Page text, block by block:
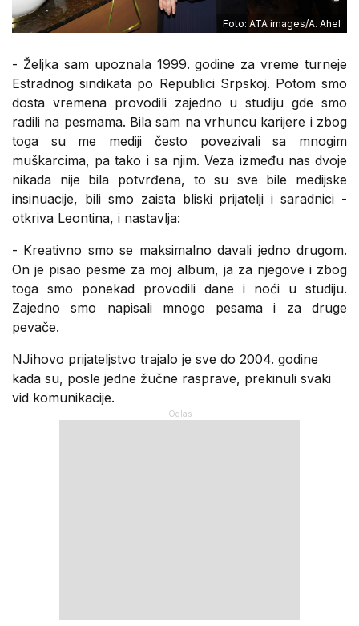
Foto: ATA images/A. Ahel
- Željka sam upoznala 1999. godine za vreme turneje
Estradnog sindikata po Republici Srpskoj. Potom smo
dosta vremena provodili zajedno u studiju gde smo
radili na pesmama. Bila sam na vrhuncu karijere i zbog
toga su me mediji često povezivali sa mnogim
muškarcima, pa tako i sa njim. Veza između nas dvoje
nikada nije bila potvrđena, to su sve bile medijske
insinuacije, bili smo zaista bliski prijatelji i saradnici -
otkriva Leontina, i nastavlja:
- Kreativno smo se maksimalno davali jedno drugom.
On je pisao pesme za moj album, ja za njegove i zbog
toga smo ponekad provodili dane i noći u studiju.
Zajedno smo napisali mnogo pesama i za druge
pevače.
NJihovo prijateljstvo trajalo je sve do 2004. godine
kada su, posle jedne žučne rasprave, prekinuli svaki
vid komunikacije.